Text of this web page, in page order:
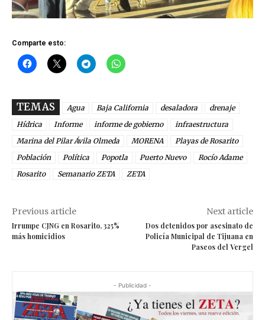
Comparte esto:
TEMAS Agua Baja California desaladora
drenaje
Hídrica
Informe informe de gobierno
infraestructura
Marina del Pilar Ávila Olmeda
MORENA
Playas de Rosarito
Población
Política Popotla Puerto Nuevo
Rocío Adame
Rosarito
Semanario ZETA ZETA
Previous article
Irrumpe CJNG en Rosarito, 325%
más homicidios
Next article
Dos detenidos por asesinato de
Policía Municipal de Tijuana en
Paseos del Vergel
- Publicidad -